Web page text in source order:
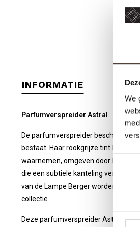
We
INFORMATIE
Parfumverspreider Astral
De parfumverspreider beschrijft de
bestaat. Haar rookgrijze tint komt
waarnemen, omgeven door haar
die een subtiele kanteling vertoont
van de Lampe Berger worden
collectie.
Deze parfumverspreider Astral